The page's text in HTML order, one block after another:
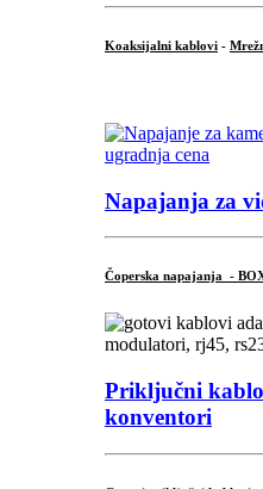
Koaksijalni kablovi -
Napajanja za
Čoperska napajanja -
Priključni
konventori